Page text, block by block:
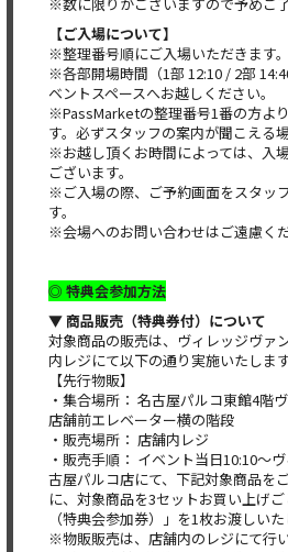
【ご入場について】
※整理番号順にご入場いただきます。
※各部開場時間（1部 12:10 / 2部
ベントスペースへお越しください。
※PassMarketの整理番号1番の方よ
す。必ずスタッフの案内が聞こえる
※お越し頂くお時間によっては、入
ございます。
※ご入場の際、ご予約画面をスタッ
す。
※会場へのお問い合わせはご遠慮くだ
◎ 特典会参加方法
▼ 商品販売（特典券付）について
対象商品の販売は、ヴィレッジヴァ
内レジにて以下の通り実施いたします
【先行物販】
・集合場所： 名古屋パルコ東館4階
店舗前エレベーター横の階段
・販売場所： 店舗内レジ
・販売手順： イベント当日10:10～
古屋パルコ店にて、下記対象商品を
に、対象商品を3セットお買い上げ
（特典会参加券）」を1枚お渡しいた
※物販販売は、店舗内のレジにて行